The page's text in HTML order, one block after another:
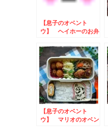
【息子のオベント
ウ】 ヘイホーのお弁
【息子のオベント
ウ】 マリオのオベン